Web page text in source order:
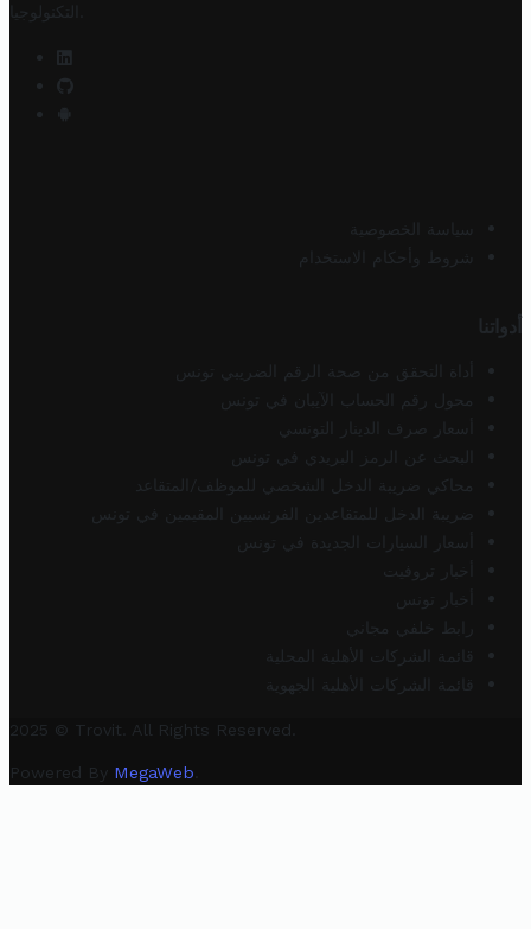
التكنولوجيا
سياسة الخصوصية
شروط وأحكام الاستخدام
أدواتنا
أداة التحقق من صحة الرقم الضريبي تونس
محول رقم الحساب الآيبان في تونس
أسعار صرف الدينار التونسي
البحث عن الرمز البريدي في تونس
محاكي ضريبة الدخل الشخصي للموظف/المتقاعد
ضريبة الدخل للمتقاعدين الفرنسيين المقيمين في تونس
أسعار السيارات الجديدة في تونس
أخبار تروفيت
أخبار تونس
رابط خلفي مجاني
قائمة الشركات الأهلية المحلية
قائمة الشركات الأهلية الجهوية
2025 © Trovit. All Rights Reserved.
Powered By MegaWeb